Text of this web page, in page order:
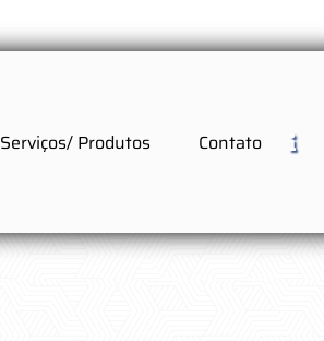
Serviços/ Produtos Contato